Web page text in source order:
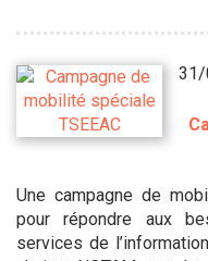
31/
Une campagne de
pour répondre aux
services de